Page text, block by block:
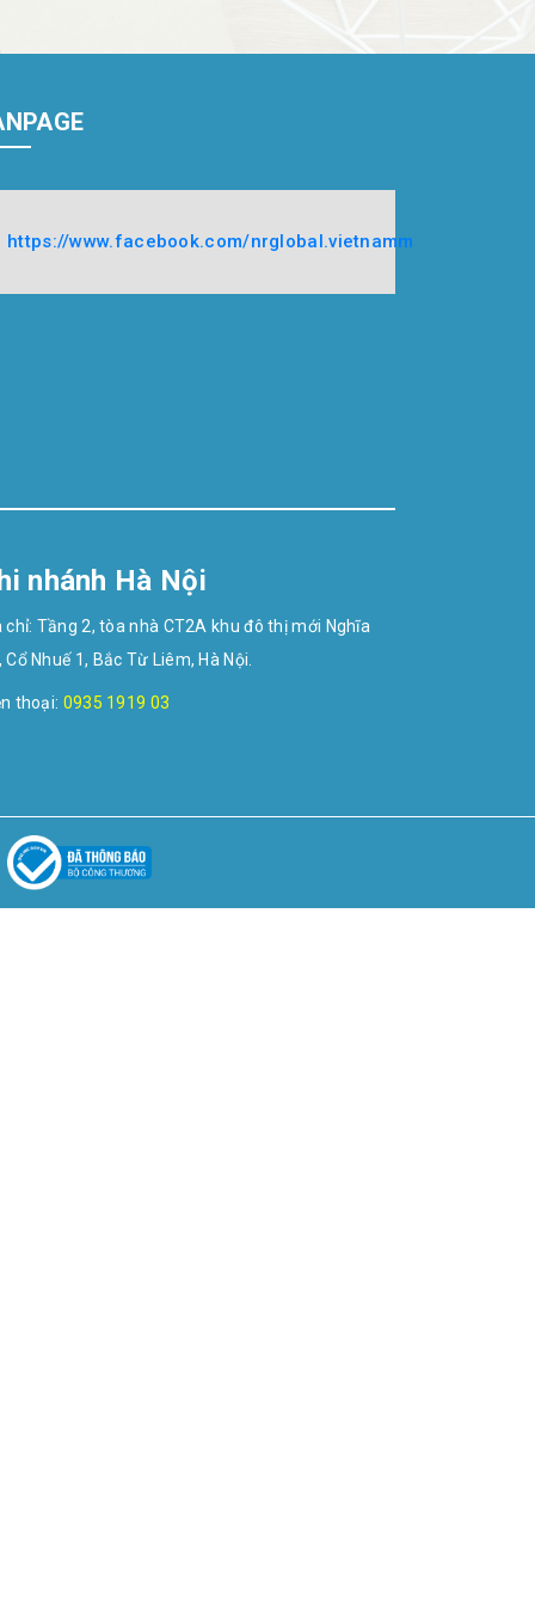
https://www.facebook.com/nrglobal.vietnamm
nhánh Hà Nội
chỉ: Tầng 2, tòa nhà CT2A khu đô thị mới Nghĩa
Cổ Nhuế 1, Bắc Từ Liêm, Hà Nội.
thoại: 0935 1919 03